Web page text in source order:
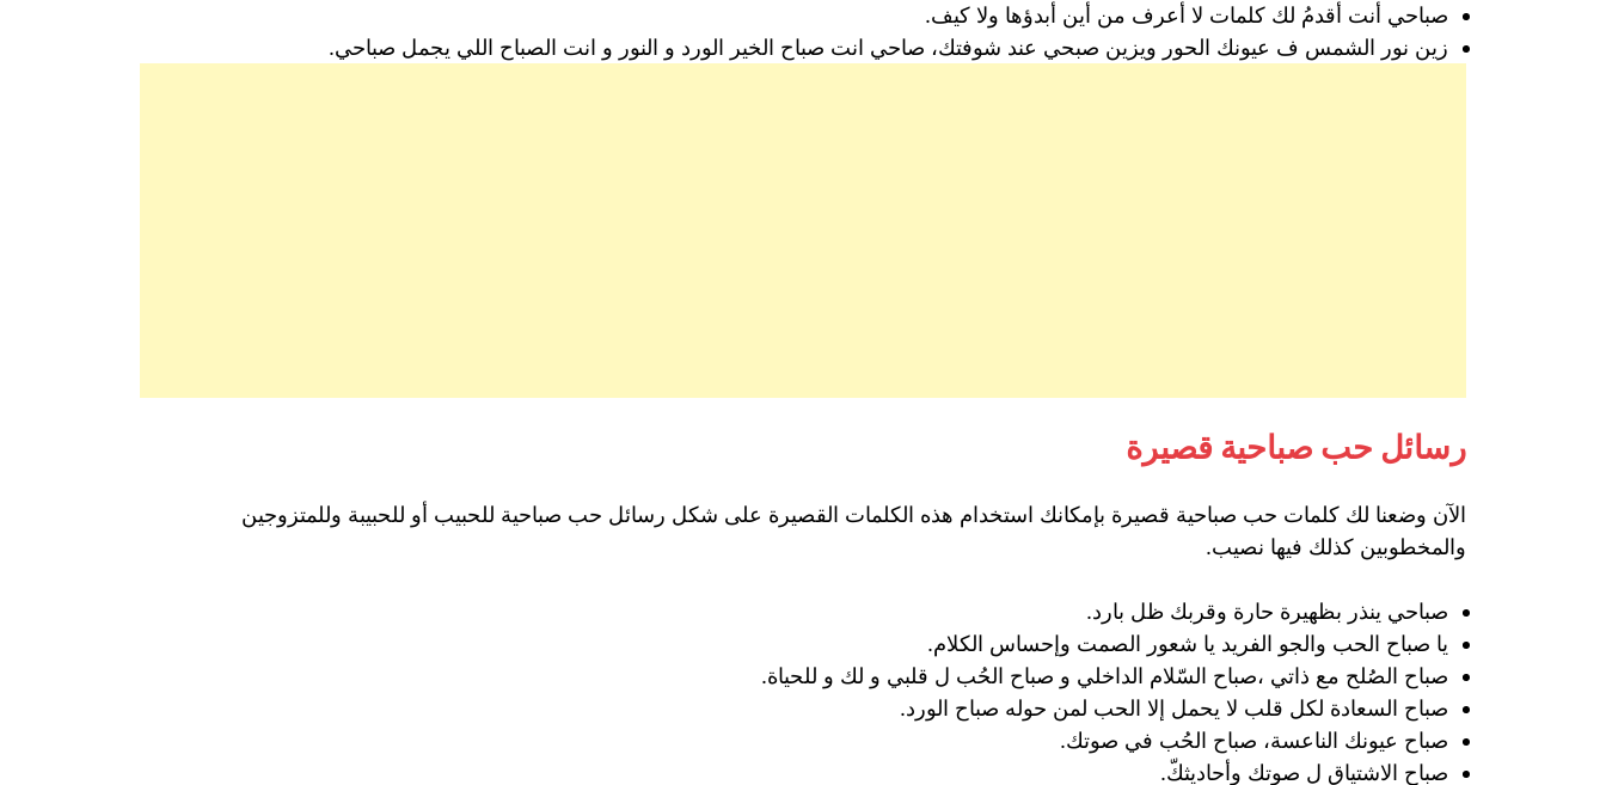
صباحي أنت أقدمُ لك كلمات لا أعرف من أين أبدؤها ولا كيف.
زين نور الشمس ف عيونك الحور ويزين صبحي عند شوفتك، صاحي انت صباح الخير الورد و النور و انت الصباح اللي يجمل صباحي.
رسائل حب صباحية قصيرة
الآن وضعنا لك كلمات حب صباحية قصيرة بإمكانك استخدام هذه الكلمات القصيرة على شكل رسائل حب صباحية للحبيب أو للحبيبة وللمتزوجين
والمخطوبين كذلك فيها نصيب.
صباحي ينذر بظهيرة حارة وقربك ظل بارد.
يا صباح الحب والجو الفريد يا شعور الصمت وإحساس الكلام.
صباح الصُلح مع ذاتي ،صباح السّلام الداخلي و صباح الحُب ل قلبي و لك و للحياة.
صباح السعادة لكل قلب لا يحمل إلا الحب لمن حوله صباح الورد.
صباح عيونك الناعسة، صباح الحُب في صوتك.
صباح الاشتياق ل صوتك وأحاديثكّ.